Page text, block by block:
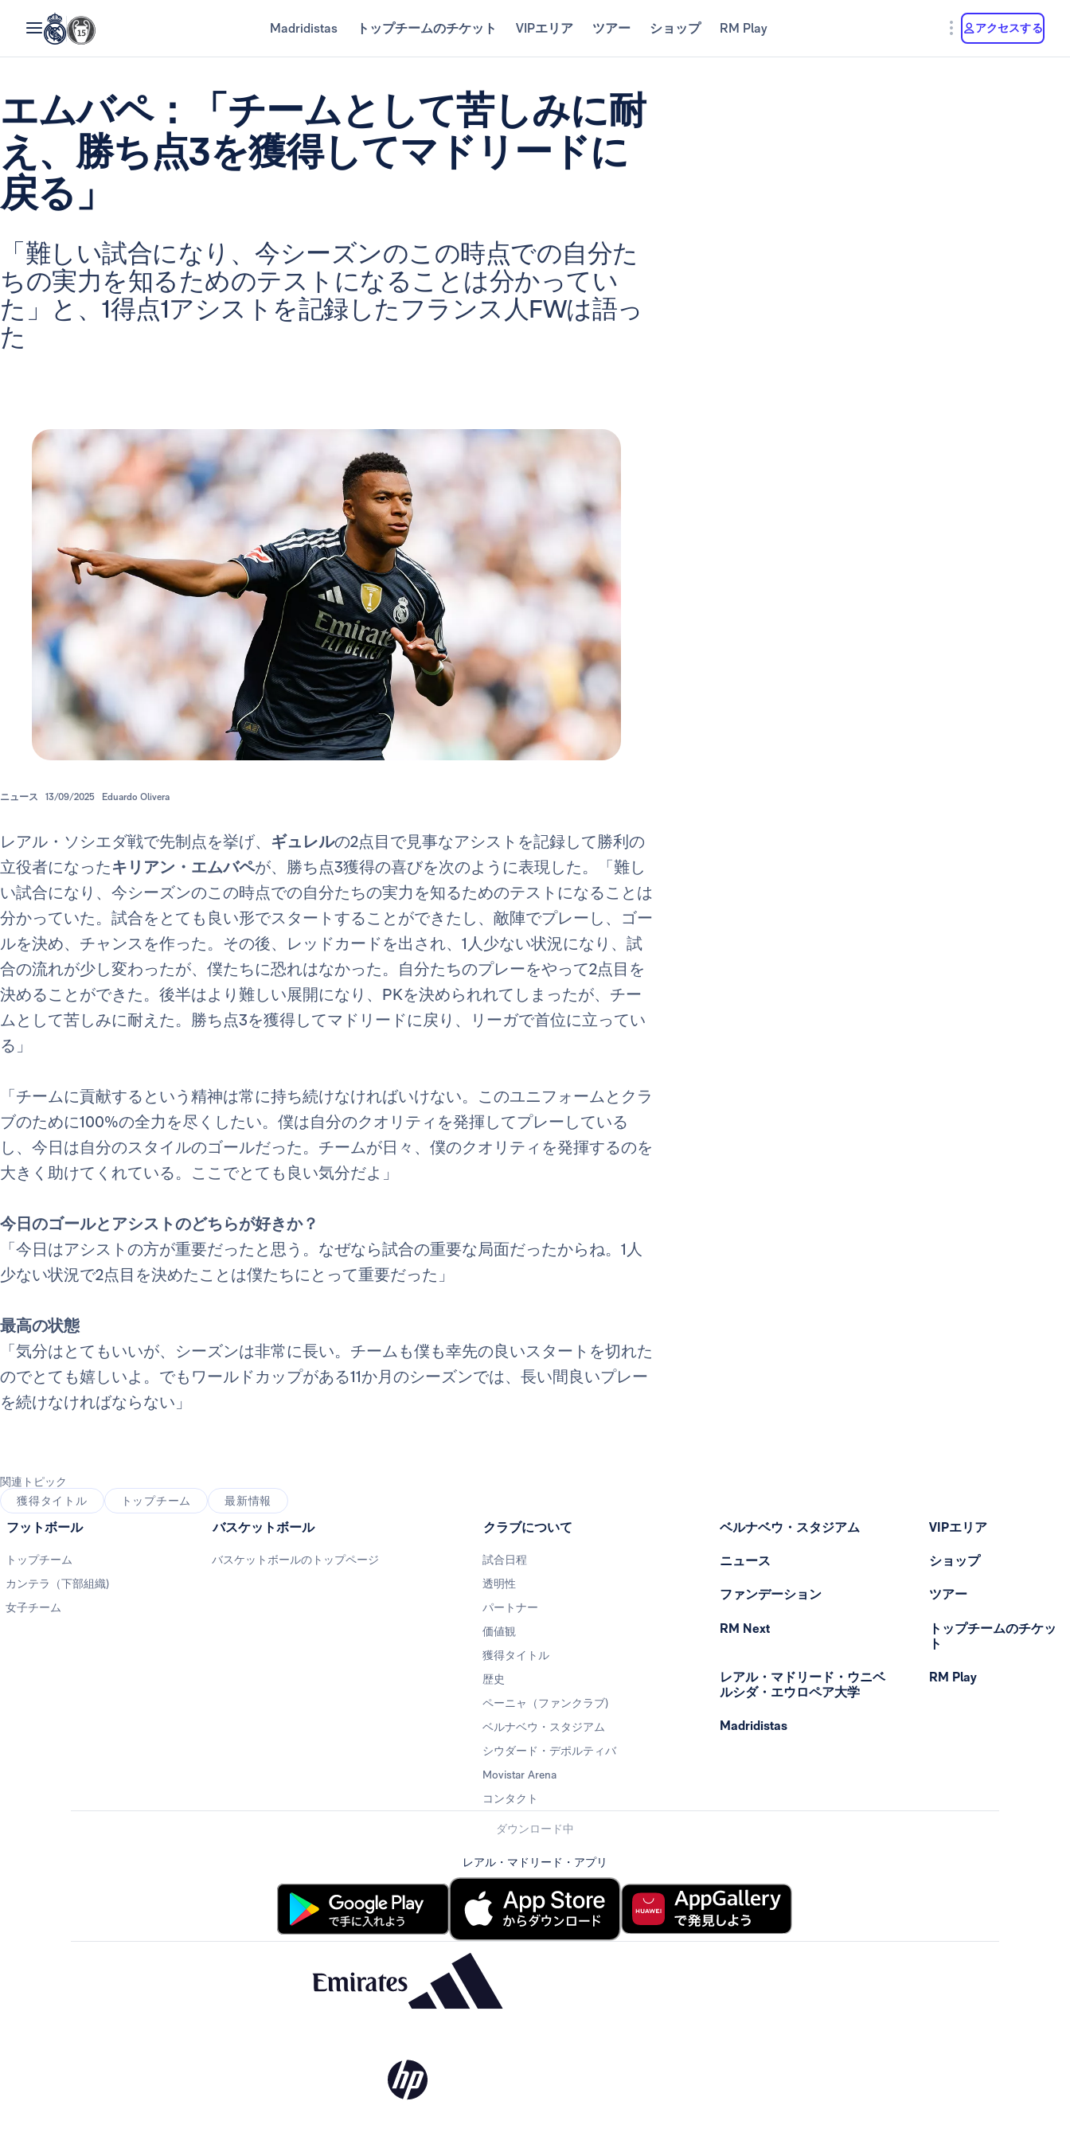
Madridistas トップチームのチケット VIPエリア ツアー ショップ RM Play アクセスする
エムバペ：「チームとして苦しみに耐
え、勝ち点3を獲得してマドリードに
戻る」
「難しい試合になり、今シーズンのこの時点での自分た
ちの実力を知るためのテストになることは分かってい
た」と、1得点1アシストを記録したフランス人FWは語っ
た
ニュース 13/09/2025 Eduardo Olivera
レアル・ソシエダ戦で先制点を挙げ、 ギュレルの2点目で見事なアシストを記録して勝利の
立役者になったキリアン・エムバペが、勝ち点3獲得の喜びを次のように表現した。「難し
い試合になり、今シーズンのこの時点での自分たちの実力を知るためのテストになることは
分かっていた。試合をとても良い形でスタートすることができたし、敵陣でプレーし、ゴー
ルを決め、チャンスを作った。その後、レッドカードを出され、1人少ない状況になり、試
合の流れが少し変わったが、僕たちに恐れはなかった。自分たちのプレーをやって2点目を
決めることができた。後半はより難しい展開になり、PKを決められれてしまったが、チー
ムとして苦しみに耐えた。勝ち点3を獲得してマドリードに戻り、リーガで首位に立ってい
る」
「チームに貢献するという精神は常に持ち続けなければいけない。このユニフォームとクラ
ブのために100%の全力を尽くしたい。僕は自分のクオリティを発揮してプレーしている
し、今日は自分のスタイルのゴールだった。チームが日々、僕のクオリティを発揮するのを
大きく助けてくれている。ここでとても良い気分だよ」
今日のゴールとアシストのどちらが好きか？
「今日はアシストの方が重要だったと思う。なぜなら試合の重要な局面だったからね。1人
少ない状況で2点目を決めたことは僕たちにとって重要だった」
最高の状態
「気分はとてもいいが、シーズンは非常に長い。チームも僕も幸先の良いスタートを切れた
のでとても嬉しいよ。でもワールドカップがある11か月のシーズンでは、長い間良いプレー
を続けなければならない」
関連トピック
獲得タイトル
トップチーム 最新情報
フットボール
トップチーム
カンテラ（下部組織)
女子チーム
バスケットボール
バスケットボールのトップページ
クラブについて
試合日程
透明性
パートナー
価値観
獲得タイトル
歴史
ペーニャ（ファンクラブ)
ベルナベウ・スタジアム
シウダード・デポルティバ
Movistar Arena
コンタクト
ベルナベウ・スタジアム
ニュース
ファンデーション
RM Next
レアル・マドリード・ウニベ
ルシダ・エウロペア大学
Madridistas
VIPエリア
ショップ
ツアー
トップチームのチケッ
ト
RM Play
ダウンロード中
レアル・マドリード・アプリ